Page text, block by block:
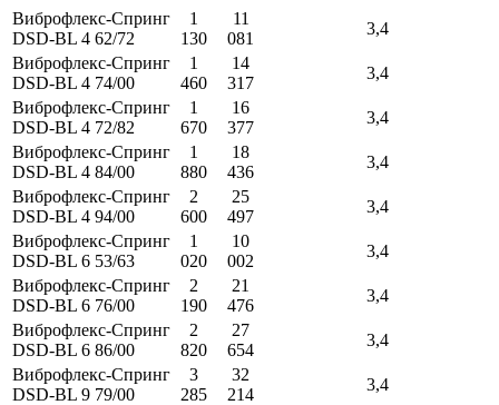
Виброфлекс-Спринг
DSD-BL 4 62/72
1
130
11
081
3,4
Виброфлекс-Спринг
DSD-BL 4 74/00
1
460
14
317
3,4
Виброфлекс-Спринг
DSD-BL 4 72/82
1
670
16
377
3,4
Виброфлекс-Спринг
DSD-BL 4 84/00
1
880
18
436
3,4
Виброфлекс-Спринг
DSD-BL 4 94/00
2
600
25
497
3,4
Виброфлекс-Спринг
DSD-BL 6 53/63
1
020
10
002
3,4
Виброфлекс-Спринг
DSD-BL 6 76/00
2
190
21
476
3,4
Виброфлекс-Спринг
DSD-BL 6 86/00
2
820
27
654
3,4
Виброфлекс-Спринг
DSD-BL 9 79/00
3
285
32
214
3,4